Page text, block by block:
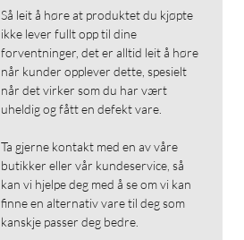
Så leit å høre at produktet du kjøpte
ikke lever fullt opp til dine
forventninger, det er alltid leit å høre
når kunder opplever dette, spesielt
når det virker som du har vært
uheldig og fått en defekt vare.
Ta gjerne kontakt med en av våre
butikker eller vår kundeservice, så
kan vi hjelpe deg med å se om vi kan
finne en alternativ vare til deg som
kanskje passer deg bedre.